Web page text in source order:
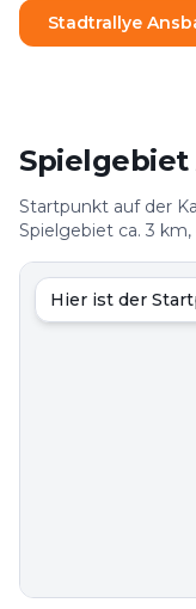
Stadtrallye
Spielgebiet
Startpunkt auf der
Spielgebiet ca. 3
Hier ist der